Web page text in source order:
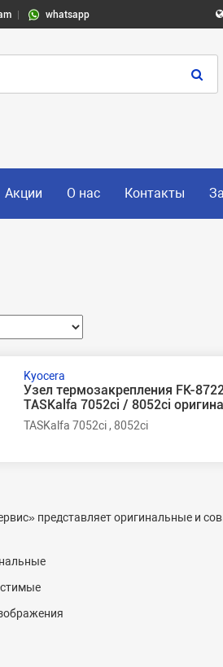
whatsapp
Акции О нас Контакты
Kyocera
Узел термозакрепления FK-
TASKalfa 7052ci / 8052ci
TASKalfa 7052ci , 8052ci
представляет оригинальные и